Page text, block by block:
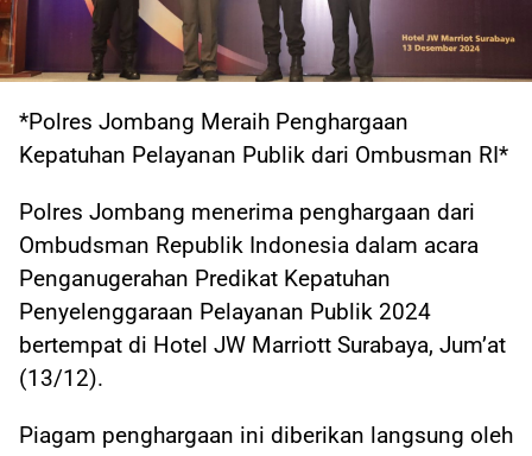
*Polres Jombang Meraih Penghargaan
Kepatuhan Pelayanan Publik dari Ombusman RI*
Polres Jombang menerima penghargaan dari
Ombudsman Republik Indonesia dalam acara
Penganugerahan Predikat Kepatuhan
Penyelenggaraan Pelayanan Publik 2024
bertempat di Hotel JW Marriott Surabaya, Jum’at
(13/12).
Piagam penghargaan ini diberikan langsung oleh